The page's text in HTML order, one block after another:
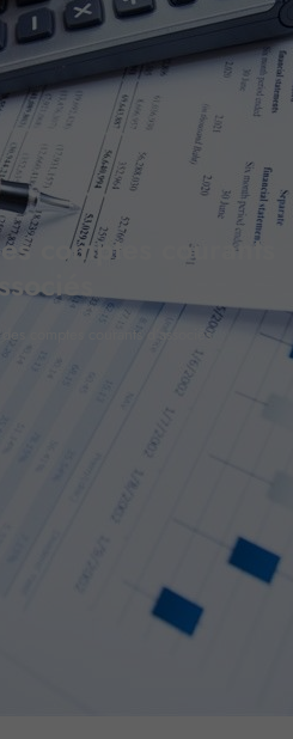
comptes courants
comptes courants d’associés